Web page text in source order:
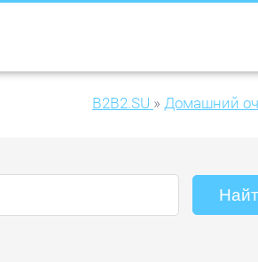
B2B2.SU » Домашний